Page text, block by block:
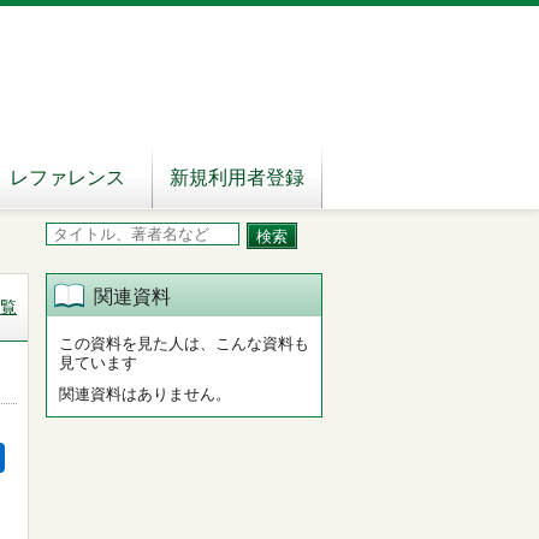
レファレンス 新規利用者登録
関連資料
この資料を見た人は、こんな資料も
見ています
関連資料はありません。